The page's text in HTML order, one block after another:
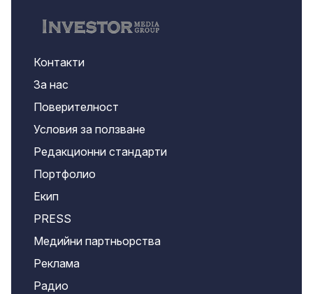
Контакти
За нас
Поверителност
Условия за ползване
Редакционни стандарти
Портфолио
Екип
PRESS
Медийни партньорства
Реклама
Радио